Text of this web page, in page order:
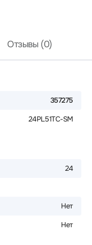
Отзывы (0)
357275
24PL51TC-SM
24
Нет
Нет